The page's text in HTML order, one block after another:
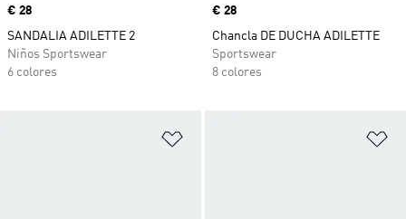
Precio
€ 28
SANDALIA ADILETTE 2
Niños Sportswear
6 colores
Precio
€ 28
Chancla DE DUCHA ADILETTE
Sportswear
8 colores